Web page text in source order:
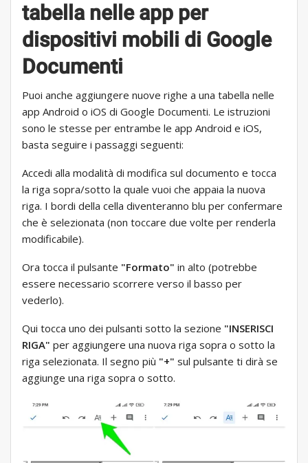
tabella nelle app per
dispositivi mobili di Google
Documenti
Puoi anche aggiungere nuove righe a una tabella nelle
app Android o iOS di Google Documenti. Le istruzioni
sono le stesse per entrambe le app Android e iOS,
basta seguire i passaggi seguenti:
Accedi alla modalità di modifica sul documento e tocca
la riga sopra/sotto la quale vuoi che appaia la nuova
riga. I bordi della cella diventeranno blu per confermare
che è selezionata (non toccare due volte per renderla
modificabile).
Ora tocca il pulsante "Formato" in alto (potrebbe
essere necessario scorrere verso il basso per
vederlo).
Qui tocca uno dei pulsanti sotto la sezione "INSERISCI
RIGA" per aggiungere una nuova riga sopra o sotto la
riga selezionata. Il segno più "+" sul pulsante ti dirà se
aggiunge una riga sopra o sotto.